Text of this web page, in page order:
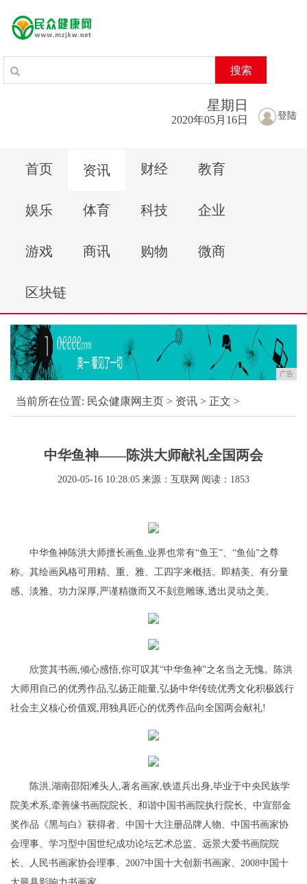
搜索
登陆
星期 日
2020年05月16日
首页 资讯 财经 教育
娱乐 体育 科技 企业
游戏 商讯 购物 微商
区块链
广告
当前所在位置: 民众健康网主页 > 资讯 > 正文 >
中华鱼神——陈洪大师献礼全国两会
2020-05-16 10:28:05 来源：互联网 阅读：1853
中华鱼神陈洪大师擅长画鱼,业界也常有“鱼王”、“鱼仙”之尊
称。其绘画风格可用精、重、雅、工四字来概括。即精美、有分量
感、淡雅、功力深厚,严谨精微而又不刻意雕琢,透出灵动之美。
欣赏其书画,倾心感悟,你可叹其“中华鱼神”之名当之无愧。陈洪
大师用自己的优秀作品,弘扬正能量,弘扬中华传统优秀文化积极践行
社会主义核心价值观,用独具匠心的优秀作品向全国两会献礼!
陈洪,湖南邵阳滩头人,著名画家,铁道兵出身,毕业于中央民族学
院美术系,牵善缘书画院院长、和谐中国书画院执行院长、中宣部金
奖作品《黑与白》获得者、中国十大注册品牌人物、中国书画家协
会理事、学习型中国世纪成功论坛艺术总监、远景大爱书画院院
长、人民书画家协会理事、2007中国十大创新书画家、2008中国十